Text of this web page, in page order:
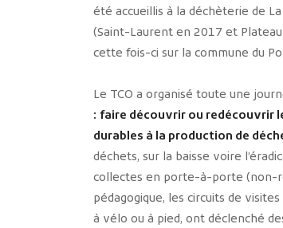
été accueillis à la déchèterie de
(Saint-Laurent en 2017 et
cette fois-ci sur la commune du
Le TCO a organisé toute une
: faire découvrir ou redécouvrir
durables à la production de
déchets, sur la baisse voire
collectes en porte-à-porte (non-
pédagogique, les circuits de
à vélo ou à pied, ont déclenché